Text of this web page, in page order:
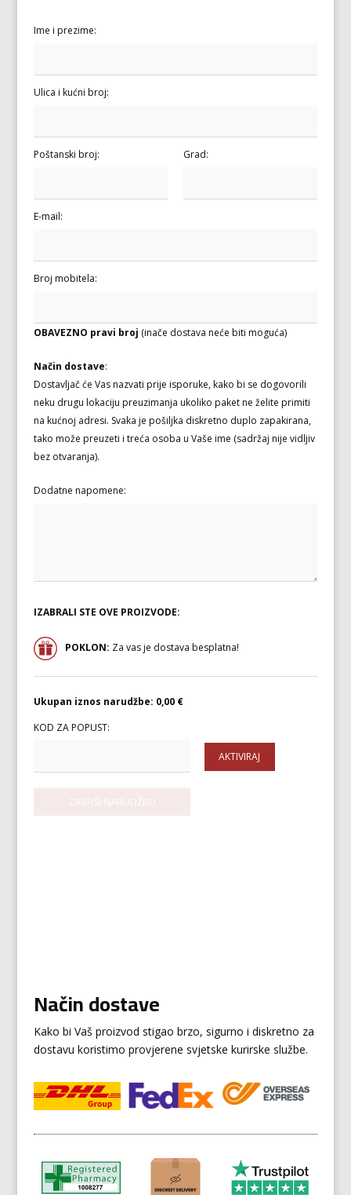
Ime i prezime:
Ulica i kućni broj:
Poštanski broj: Grad:
E-mail:
Broj mobitela:
OBAVEZNO pravi broj (inače dostava neće biti moguća)
Način dostave:
Dostavljač će Vas nazvati prije isporuke, kako bi se dogovorili
neku drugu lokaciju preuzimanja ukoliko paket ne želite primiti
na kućnoj adresi. Svaka je pošiljka diskretno duplo zapakirana,
tako može preuzeti i treća osoba u Vaše ime (sadržaj nije vidljiv
bez otvaranja).
Dodatne napomene:
IZABRALI STE OVE PROIZVODE:
POKLON: Za vas je dostava besplatna!
Ukupan iznos narudžbe: 0,00 €
KOD ZA POPUST:
AKTIVIRAJ
Način dostave
Kako bi Vaš proizvod stigao brzo, sigurno i diskretno za
dostavu koristimo provjerene svjetske kurirske službe.